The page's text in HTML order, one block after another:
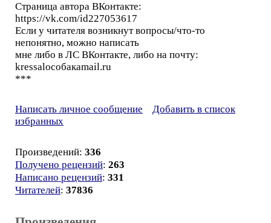
Страница автора ВКонтакте:
https://vk.com/id227053617
Если у читателя возникнут вопросы/что-то
непонятно, можно написать
мне либо в ЛС ВКонтакте, либо на почту:
kressaloсобакаmail.ru
***
Написать личное сообщение
Добавить в список
избранных
Произведений: 336
Получено рецензий: 263
Написано рецензий: 331
Читателей: 37836